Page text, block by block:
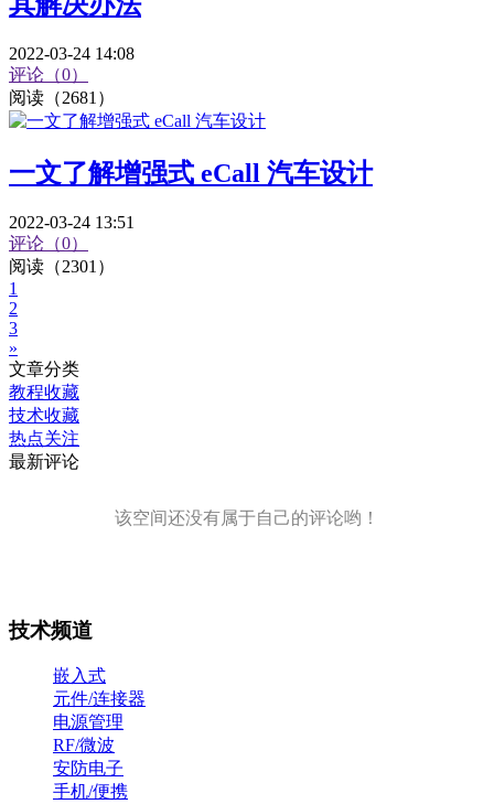
2022-03-24 14:08
评论（0）
阅读（2681）
一文了解增强式 eCall 汽车设计
2022-03-24 13:51
评论（0）
阅读（2301）
1
2
3
»
文章分类
教程收藏
技术收藏
热点关注
最新评论
该空间还没有属于自己的评论哟！
技术频道
嵌入式
元件/连接器
电源管理
RF/微波
安防电子
手机/便携